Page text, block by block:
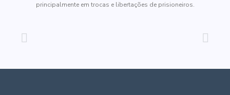
principalmente em trocas e libertações de prisioneiros.